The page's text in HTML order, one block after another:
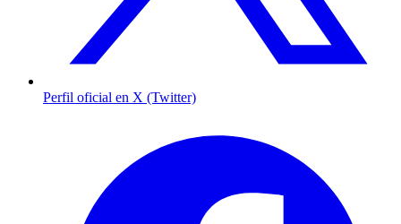
Perfil oficial en X (Twitter)